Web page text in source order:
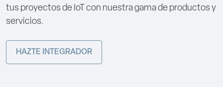
tus proyectos de IoT con nuestra gama de productos y
servicios.
HAZTE INTEGRADOR